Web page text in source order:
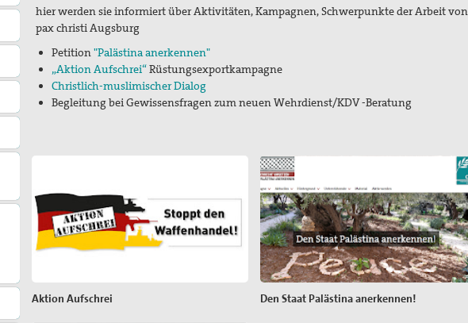
hier werden sie informiert über Aktivitäten, Kampagnen, Schwerpunkte der Arbeit von
pax christi Augsburg
Petition "Palästina anerkennen"
„Aktion Aufschrei“Rüstungsexportkampagne
Christlich-muslimischer Dialog
Begleitung bei Gewissensfragen zum neuen Wehrdienst/KDV -Beratung
Aktion Aufschrei Den Staat Palästina anerkennen!